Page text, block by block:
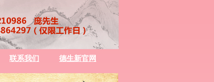
联系我们 德生新官网